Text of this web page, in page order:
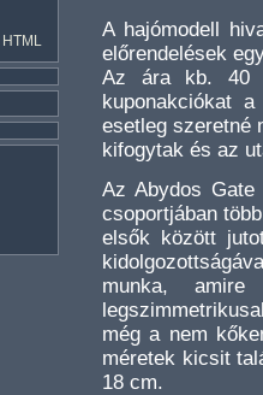
HTML
A hajómodell
előrendelések
Az ára kb. 40
kuponakciókat
esetleg szeretné
kifogytak és az
Az Abydos
csoportjában
elsők között
munka,
még a nem
méretek kicsit
18 cm.